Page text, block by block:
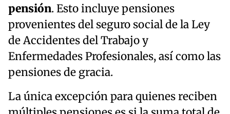
pensión. Esto incluye pensiones
provenientes del seguro social de la Ley
de Accidentes del Trabajo y
Enfermedades Profesionales, así como las
pensiones de gracia.
La única excepción para quienes reciben